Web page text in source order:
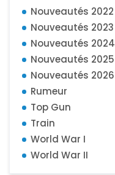
Nouveautés 2022
Nouveautés 2023
Nouveautés 2024
Nouveautés 2025
Nouveautés 2026
Rumeur
Top Gun
Train
World War I
World War II